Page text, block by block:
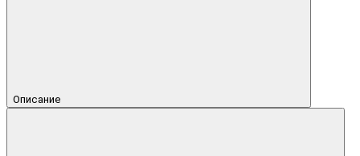
Описание